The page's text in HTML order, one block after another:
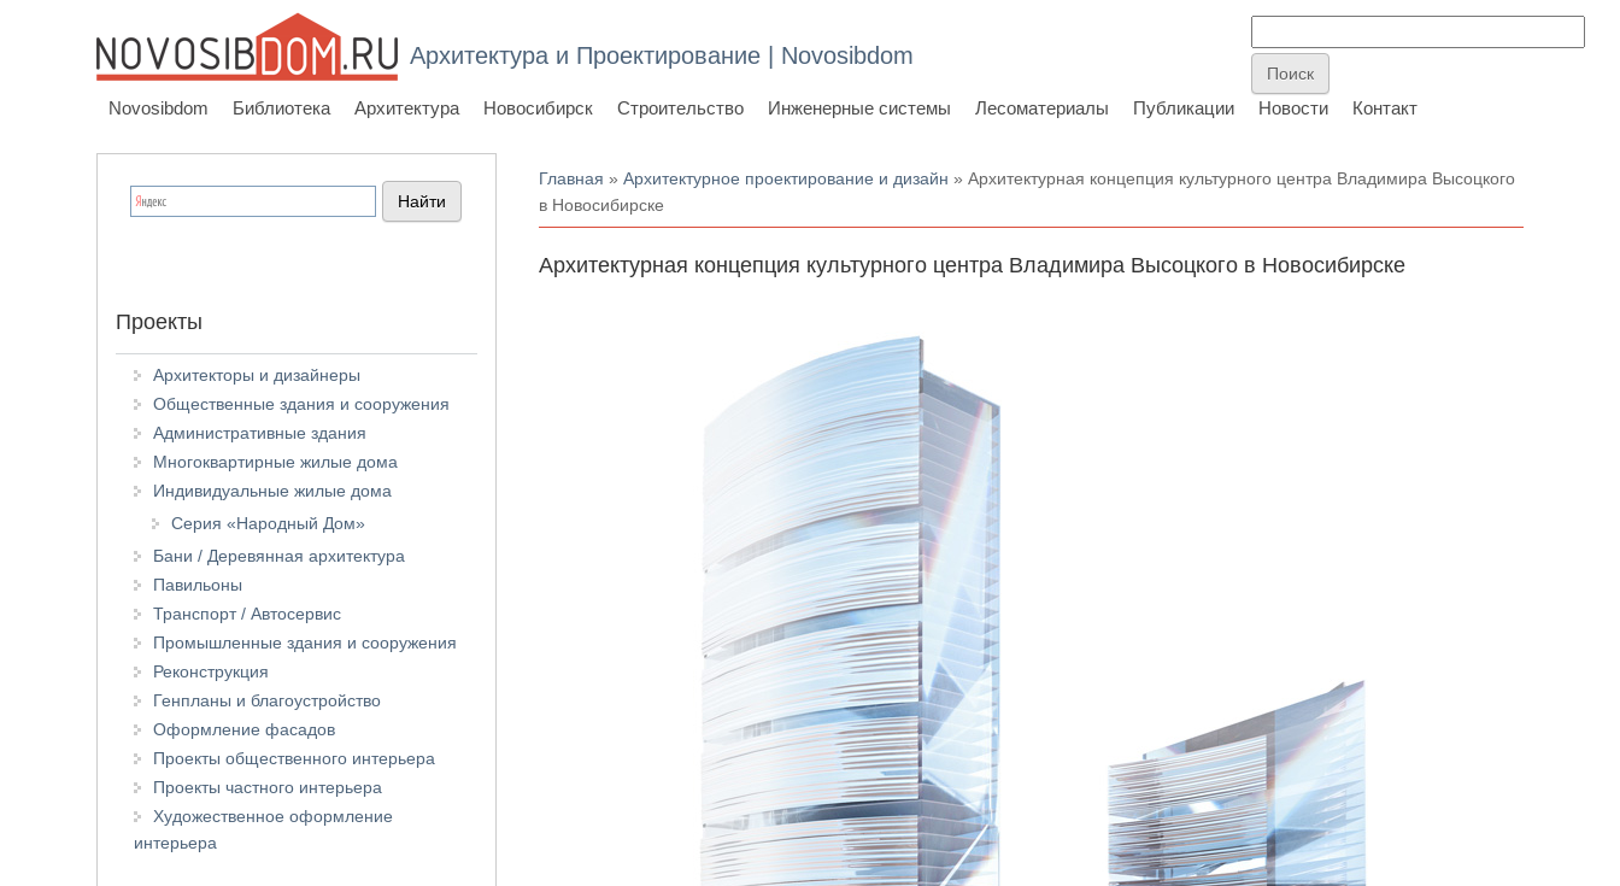
Архитектура и Проектирование | Novosibdom
Novosibdom Библиотека Архитектура Новосибирск Строительство Инженерные системы Лесоматериалы Публикации Новости Контакт
Вы здесь
Главная »Архитектурное проектирование и дизайн » Архитектурная концепция культурного центра Владимира Высоцкого
в Новосибирске
Архитектурная концепция культурного центра Владимира Высоцкого в Новосибирске
Проекты
Архитекторы и дизайнеры
Общественные здания и сооружения
Административные здания
Многоквартирные жилые дома
Индивидуальные жилые дома
Серия «Народный Дом»
Бани / Деревянная архитектура
Павильоны
Транспорт / Автосервис
Промышленные здания и сооружения
Реконструкция
Генпланы и благоустройство
Оформление фасадов
Проекты общественного интерьера
Проекты частного интерьера
Художественное оформление
интерьера